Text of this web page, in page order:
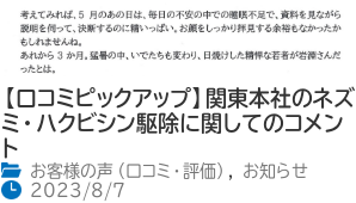
【口コミピックアップ】関東本社のネズ
ミ・ハクビシン駆除に関してのコメン
ト
お客様の声（口コミ・評価）
お知らせ
2023/8/7